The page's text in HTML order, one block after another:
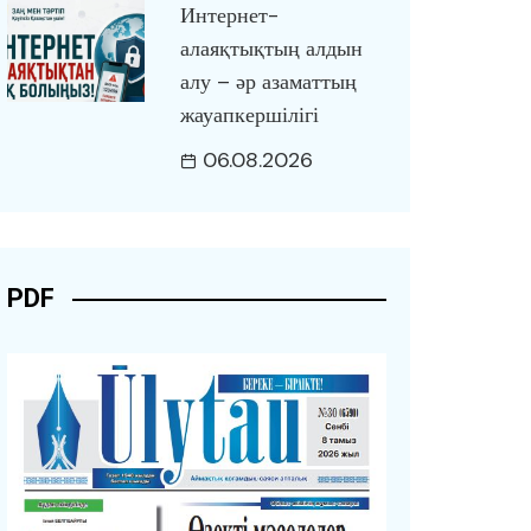
Интернет-
алаяқтықтың алдын
алу – әр азаматтың
жауапкершілігі
06.08.2026
PDF